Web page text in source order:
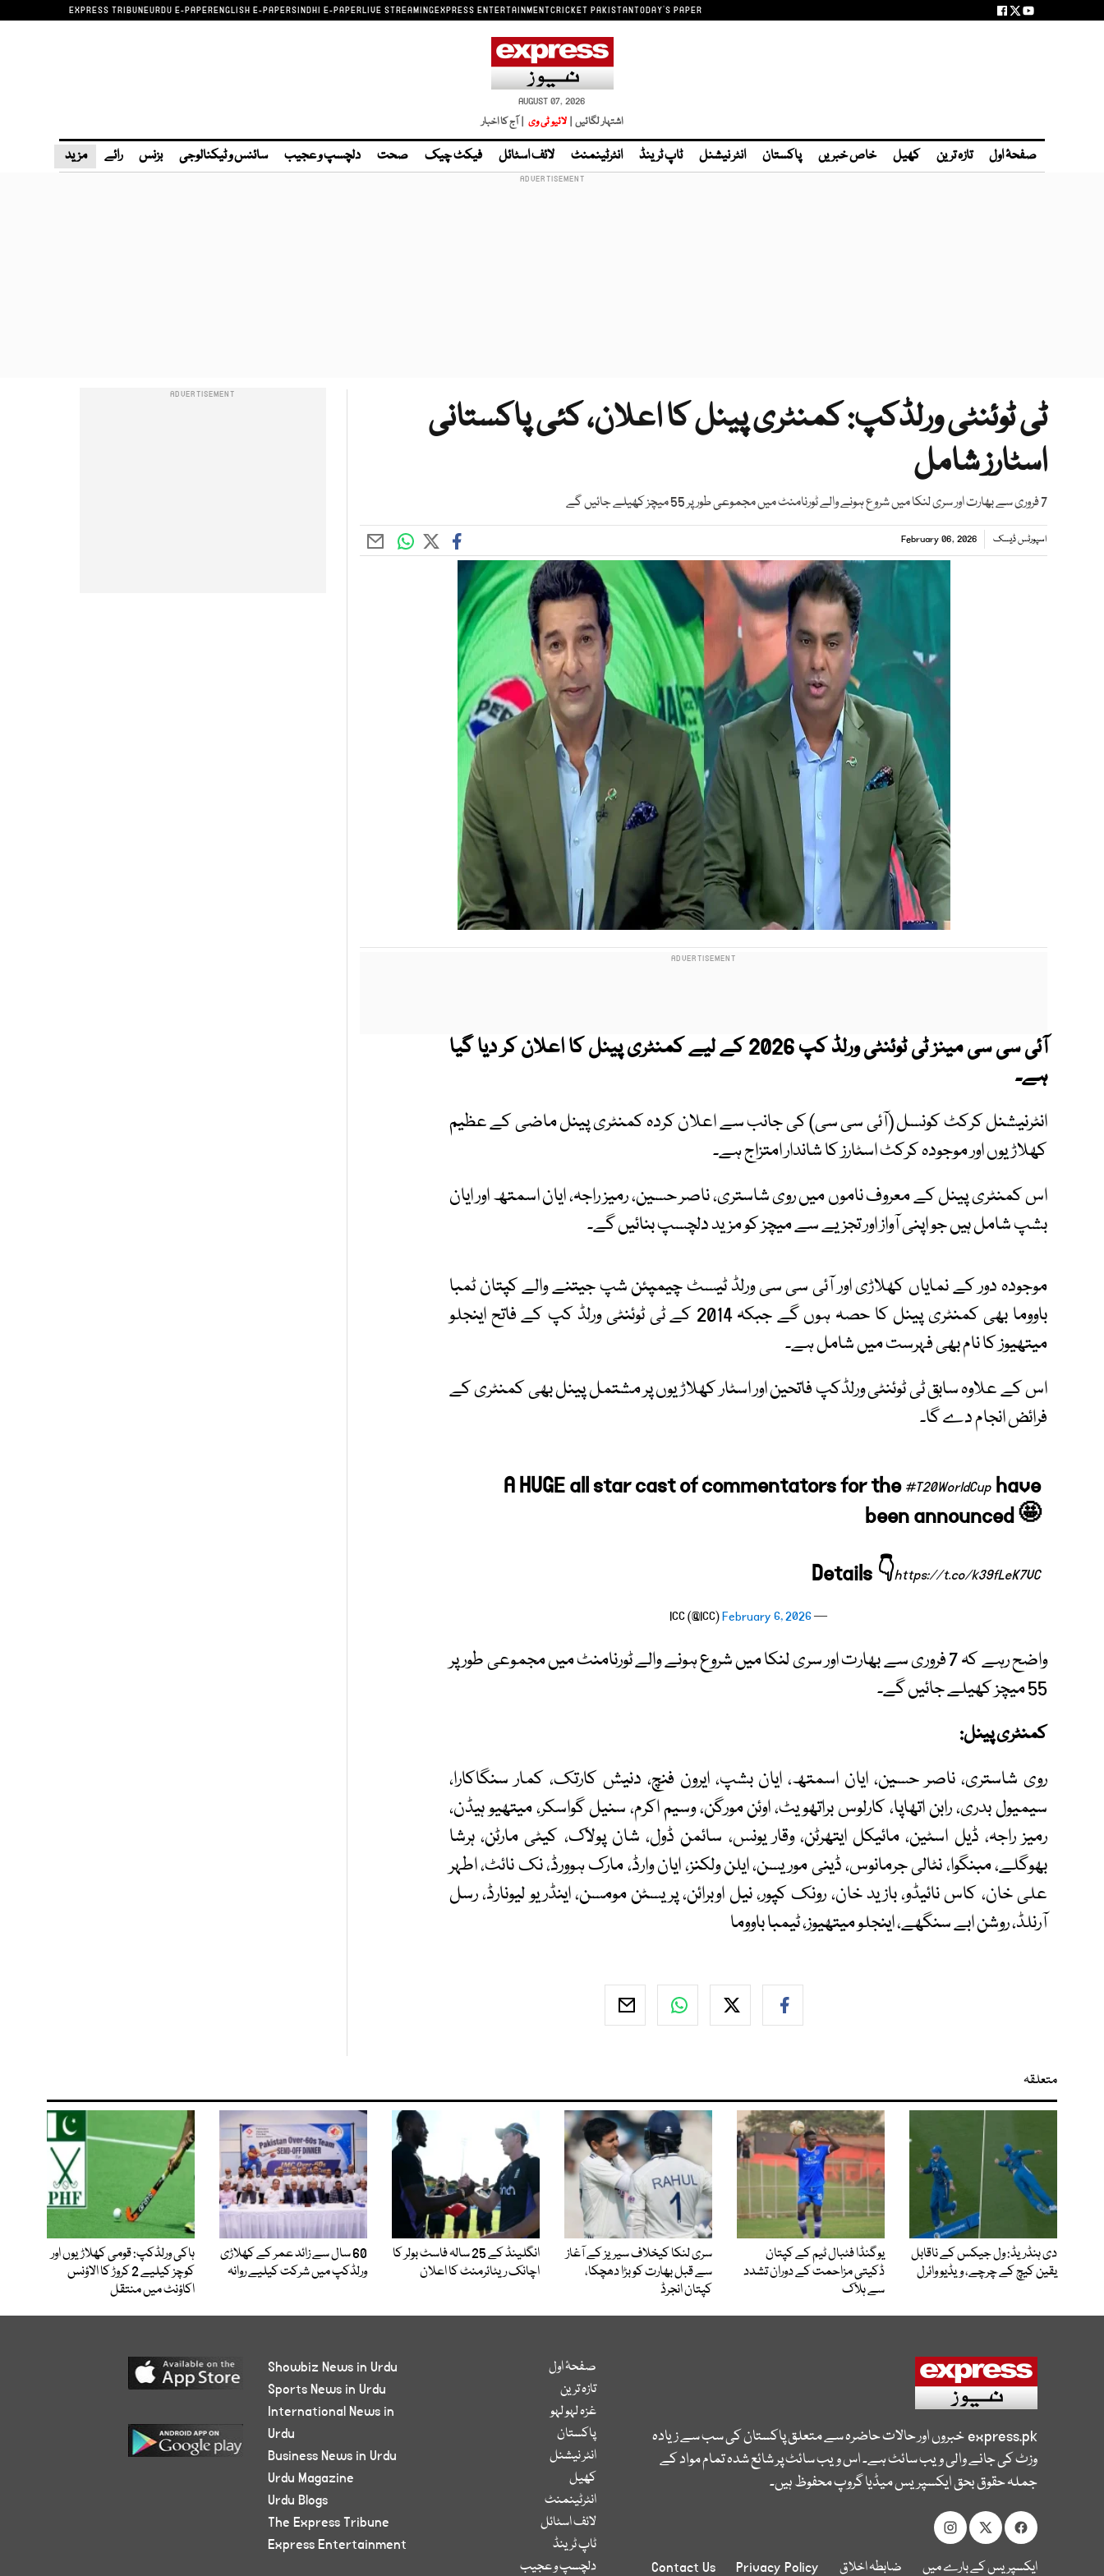
EXPRESS TRIBUNEURDU E-PAPERENGLISH E-PAPERSINDHI E-PAPERLIVE STREAMINGEXPRESS ENTERTAINMENTCRICKET PAKISTANTODAY'S PAPER
AUGUST 07, 2026
اشتہار لگائیں | لائیو ٹی وی | آج کا اخبار
صفحۂ اول تازہ ترین کھیل خاص خبریں پاکستان انٹر نیشنل ٹاپ ٹرینڈ انٹرٹینمنٹ لائف اسٹائل فیکٹ چیک صحت دلچسپ و عجیب سائنس و ٹیکنالوجی بزنس رائے مزید
ٹی ٹوئنٹی ورلڈکپ: کمنٹری پینل کا اعلان، کئی پاکستانی
اسٹارز شامل
7 فروری سے بھارت اور سری لنکا میں شروع ہونے والے ٹورنامنٹ میں مجموعی طور پر 55 میچز کھیلے جائیں گے
اسپورٹس ڈیسک February 06, 2026
آئی سی سی مینز ٹی ٹوئنٹی ورلڈ کپ 2026 کے لیے کمنٹری پینل کا اعلان کر دیا گیا
ہے۔
انٹرنیشنل کرکٹ کونسل (آئی سی سی) کی جانب سے اعلان کردہ کمنٹری پینل ماضی کے عظیم
کھلاڑیوں اور موجودہ کرکٹ اسٹارز کا شاندار امتزاج ہے۔
اس کمنٹری پینل کے معروف ناموں میں روی شاستری، ناصر حسین، رمیز راجہ، ایان اسمتھ اور ایان
بشپ شامل ہیں جو اپنی آواز اور تجزیے سے میچز کو مزید دلچسپ بنائیں گے۔
موجودہ دور کے نمایاں کھلاڑی اور آئی سی سی ورلڈ ٹیسٹ چیمپئن شپ جیتنے والے کپتان ٹمبا
باووما بھی کمنٹری پینل کا حصہ ہوں گے جبکہ 2014 کے ٹی ٹوئنٹی ورلڈ کپ کے فاتح اینجلو
میتھیوز کا نام بھی فہرست میں شامل ہے۔
اس کے علاوہ سابق ٹی ٹوئنٹی ورلڈکپ فاتحین اور اسٹار کھلاڑیوں پر مشتمل پینل بھی کمنٹری کے
فرائض انجام دے گا۔
A HUGE all star cast of commentators for the #T20WorldCup have
been announced 🤩
Details 👇https://t.co/k39fLeK7VC
— ICC (@ICC)
February 6, 2026
واضح رہے کہ 7 فروری سے بھارت اور سری لنکا میں شروع ہونے والے ٹورنامنٹ میں مجموعی طور پر
55 میچز کھیلے جائیں گے۔
کمنٹری پینل:
روی شاستری، ناصر حسین، ایان اسمتھ، ایان بشپ، ایرون فنچ، دنیش کارتک، کمار سنگاکارا،
سیمیول بدری، رابن اتھاپا، کارلوس براتھویٹ، اوئن مورگن، وسیم اکرم، سنیل گواسکر، میتھیو ہیڈن،
رمیز راجہ، ڈیل اسٹین، مائیکل ایتھرٹن، وقار یونس، سائمن ڈول، شان پولاک، کیٹی مارٹن، ہرشا
بھوگلے، مبنگوا، نٹالی جرمانوس، ڈینی موریسن، ایلن ولکنز، ایان وارڈ، مارک ہوورڈ، نک نائٹ، اطہر
علی خان، کاس نائیڈو، بازید خان، رونک کپور، نیل اوبرائن، پریسٹن مومسن، اینڈریو لیونارڈ، رسل
آرنلڈ، روشن ابے سنگھے، اینجلو میتھیوز، ٹیمبا باووما
متعلقہ
دی ہنڈریڈ: ول جیکس کے ناقابل
یقین کیچ کے چرچے، ویڈیو وائرل
یوگنڈا فٹبال ٹیم کے کپتان
ڈکیتی مزاحمت کے دوران تشدد
سے ہلاک
سری لنکا کیخلاف سیریز کے آغاز
سے قبل بھارت کو بڑا دھچکا،
کپتان انجرڈ
انگلینڈ کے 25 سالہ فاسٹ بولر کا
اچانک ریٹائرمنٹ کا اعلان
60 سال سے زائد عمر کے کھلاڑی
ورلڈکپ میں شرکت کیلیے روانہ
ہاکی ورلڈکپ: قومی کھلاڑیوں اور
کوچز کیلیے 2 کروڑ کا الاؤنس
اکاؤنٹ میں منتقل
express.pkخبروں اور حالات حاضرہ سے متعلق پاکستان کی سب سے زیادہ
وزٹ کی جانے والی ویب سائٹ ہے۔ اس ویب سائٹ پر شائع شدہ تمام مواد کے
جملہ حقوق بحق ایکسپریس میڈیا گروپ محفوظ ہیں۔
ایکسپریس کے بارے میں ضابطہ اخلاق Privacy Policy
Contact Us
صفحۂ اول
تازہ ترین
غزہ لہو لہو
پاکستان
انٹر نیشنل
کھیل
انٹرٹینمنٹ
لائف اسٹائل
ٹاپ ٹرینڈ
دلچسپ و عجیب
Showbiz News in Urdu
Sports News in Urdu
International News in
Urdu
Business News in Urdu
Urdu Magazine
Urdu Blogs
The Express Tribune
Express Entertainment